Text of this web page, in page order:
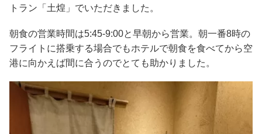
トラン「土煌」でいただきました。
朝食の営業時間は5:45-9:00と早朝から営業。朝一番8時の
フライトに搭乗する場合でもホテルで朝食を食べてから空
港に向かえば間に合うのでとても助かりました。